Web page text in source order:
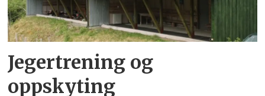
Jegertrening og
oppskyting